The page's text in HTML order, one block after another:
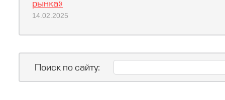
рынка»
14.02.2025
Поиск по сайту: